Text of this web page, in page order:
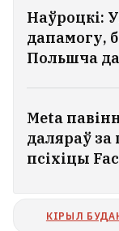
Наўроцкі:
дапамогу,
Польшча
Meta
даляраў
псіхіцы
КІРЫЛ